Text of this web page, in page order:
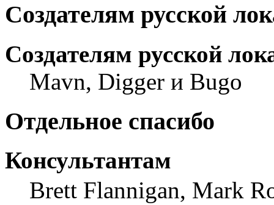
Создателям русской
Создателям русской
Mavn, Digger и Bugo
Отдельное спасибо
Консультантам
Brett Flannigan, Mark